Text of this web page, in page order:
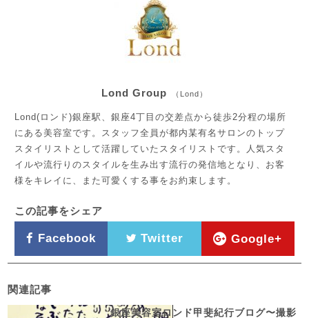
Lond Group （Lond）
Lond(ロンド)銀座駅、銀座4丁目の交差点から徒歩2分程の場所
にある美容室です。スタッフ全員が都内某有名サロンのトップ
スタイリストとして活躍していたスタイリストです。人気スタ
イルや流行りのスタイルを生み出す流行の発信地となり、お客
様をキレイに、また可愛くする事をお約束します。
この記事をシェア
Facebook Twitter Google+
関連記事
銀座美容室ロンド甲斐紀行ブログ〜撮影